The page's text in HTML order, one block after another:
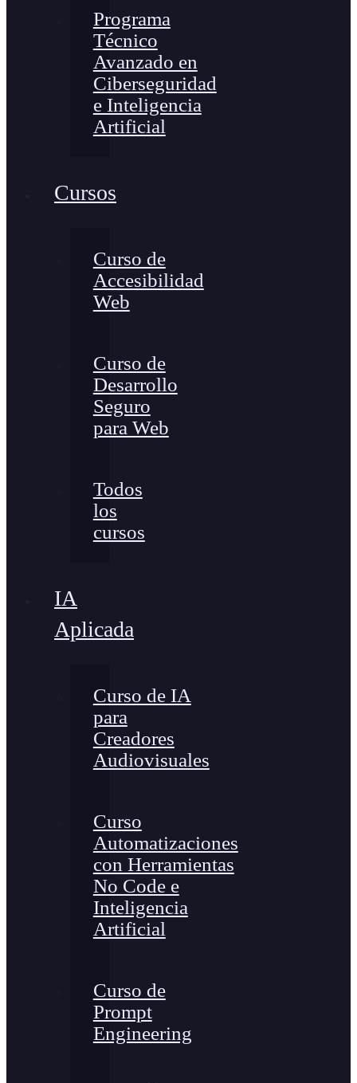
Programa
Técnico
Avanzado en
Ciberseguridad
e Inteligencia
Artificial
Cursos
Curso de
Accesibilidad
Web
Curso de
Desarrollo
Seguro
para Web
Todos
los
cursos
IA
Aplicada
Curso de IA
para
Creadores
Audiovisuales
Curso
Automatizaciones
con Herramientas
No Code e
Inteligencia
Artificial
Curso de
Prompt
Engineering